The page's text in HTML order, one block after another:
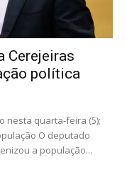
Cerejeiras
política
nesta quarta-feira (5);
deputado
a população...